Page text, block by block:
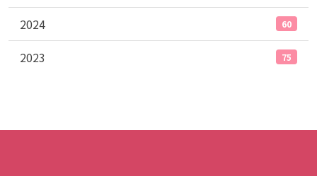
2024 60
2023 75